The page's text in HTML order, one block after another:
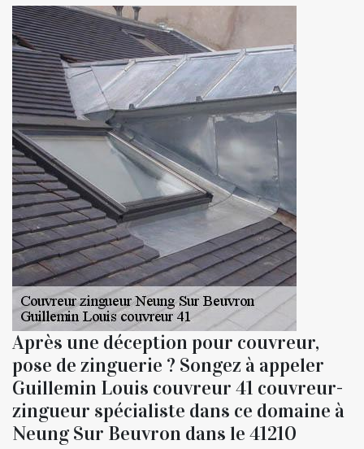
Après une déception pour couvreur,
pose de zinguerie ? Songez à appeler
Guillemin Louis couvreur 41 couvreur-
zingueur spécialiste dans ce domaine à
Neung Sur Beuvron dans le 41210